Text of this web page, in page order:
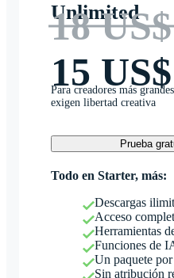
Unlimited
18 US$
15 US$
Para creadores más
exigen libertad creativa
Prueba
Todo en Starter, más:
Descargas
Acceso
Herramientas
Funciones de
Un paquete por
Sin atribución